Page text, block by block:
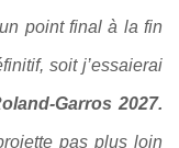
point final à la fin
soit j’essaierai
Garros 2027.
pas plus loin